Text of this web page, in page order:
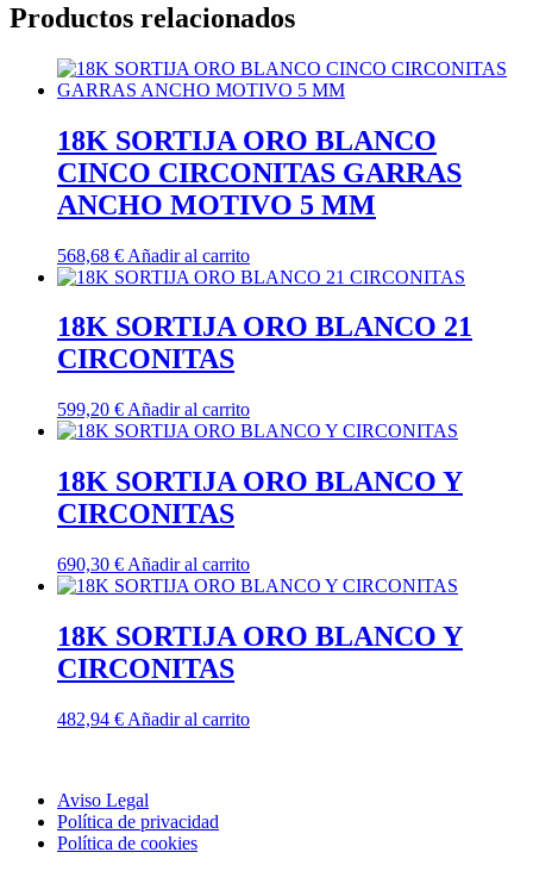
Productos relacionados
18K SORTIJA ORO BLANCO
CINCO CIRCONITAS GARRAS
ANCHO MOTIVO 5 MM
568,68 € Añadir al carrito
18K SORTIJA ORO BLANCO 21
CIRCONITAS
599,20 € Añadir al carrito
18K SORTIJA ORO BLANCO Y
CIRCONITAS
690,30 € Añadir al carrito
18K SORTIJA ORO BLANCO Y
CIRCONITAS
482,94 € Añadir al carrito
Aviso Legal
Política de privacidad
Política de cookies